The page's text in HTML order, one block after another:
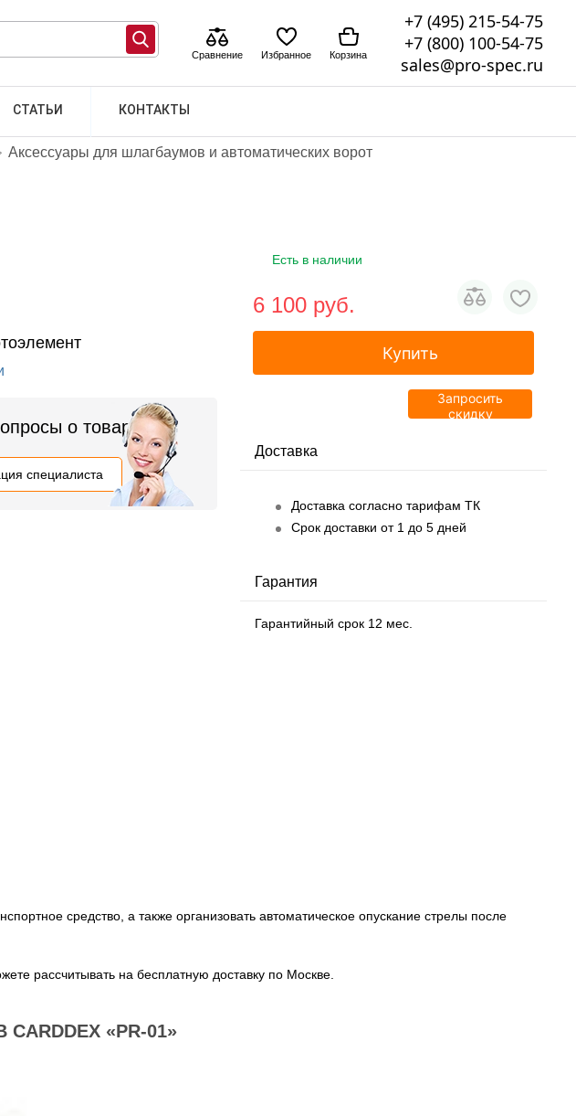
СТАТЬИ КОНТАКТЫ
Сравнение Избранное Корзина
+7 (495) 215-54-75
+7 (800) 100-54-75
sales@pro-spec.ru
Аксессуары для шлагбаумов и автоматических ворот
Есть в наличии
о товаре?
специалиста
6 100 pуб.
Купить
Запросить
скидку
Доставка
Доставка согласно тарифам ТК
Срок доставки от 1 до 5 дней
Гарантия
Гарантийный срок 12 мес.
средство, а также организовать автоматическое опускание стрелы после
рассчитывать на бесплатную доставку по Москве.
«PR-01»